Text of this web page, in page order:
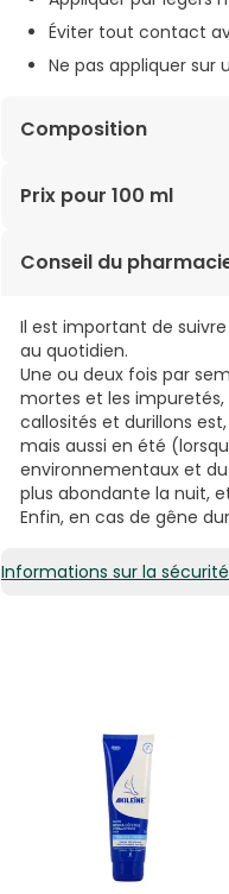
Éviter tout contact
Ne pas appliquer sur
Composition
AQUA, CAPRYLIC/CAPRIC
CAPRYLYL GLYCOL,
Prix pour 100 ml
9,58€ / 100 ml
Conseil du
Il est important de suivre
au quotidien.
Une ou deux fois par
mortes et les
callosités et durillons
mais aussi en été
environnementaux et
plus abondante la nuit,
Enfin, en cas de gêne
Informations sur la